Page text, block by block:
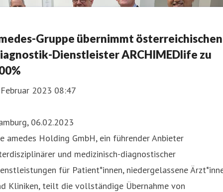
Gruppe übernimmt österreichischen
Dienstleister ARCHIMEDlife zu
2023 08:47
06.02.2023
amedes Holding GmbH, ein führender Anbieter
und medizinisch-diagnostischer
für Patient*innen, niedergelassene
Kliniken, teilt die vollständige Übernahme von